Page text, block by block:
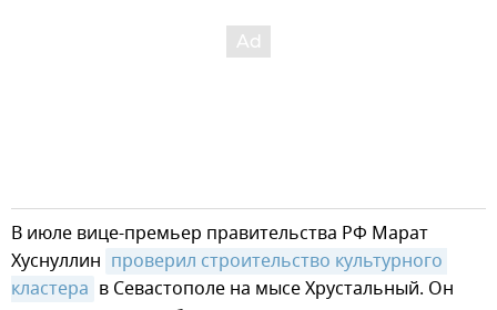
В июле вице-премьер правительства РФ Марат
Хуснуллин проверил строительство культурного
кластера в Севастополе на мысе Хрустальный. Он